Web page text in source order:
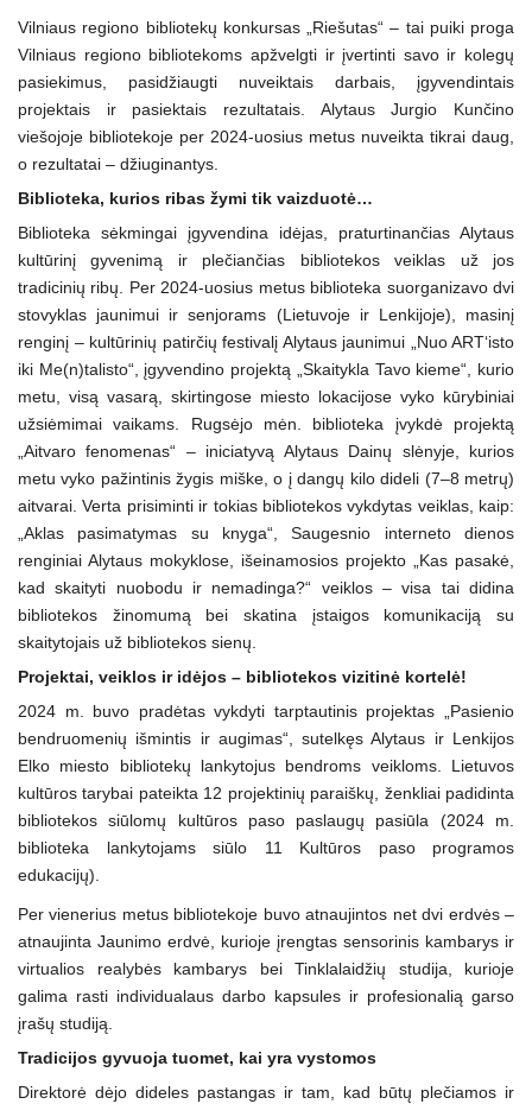
Vilniaus regiono bibliotekų konkursas „Riešutas“ – tai puiki proga
Vilniaus regiono bibliotekoms apžvelgti ir įvertinti savo ir kolegų
pasiekimus, pasidžiaugti nuveiktais darbais, įgyvendintais
projektais ir pasiektais rezultatais. Alytaus Jurgio Kunčino
viešojoje bibliotekoje per 2024-uosius metus nuveikta tikrai daug,
o rezultatai – džiuginantys.
Biblioteka, kurios ribas žymi tik vaizduotė…
Biblioteka sėkmingai įgyvendina idėjas, praturtinančias Alytaus
kultūrinį gyvenimą ir plečiančias bibliotekos veiklas už jos
tradicinių ribų. Per 2024-uosius metus biblioteka suorganizavo dvi
stovyklas jaunimui ir senjorams (Lietuvoje ir Lenkijoje), masinį
renginį – kultūrinių patirčių festivalį Alytaus jaunimui „Nuo ART‘isto
iki Me(n)talisto“, įgyvendino projektą „Skaitykla Tavo kieme“, kurio
metu, visą vasarą, skirtingose miesto lokacijose vyko kūrybiniai
užsiėmimai vaikams. Rugsėjo mėn. biblioteka įvykdė projektą
„Aitvaro fenomenas“ – iniciatyvą Alytaus Dainų slėnyje, kurios
metu vyko pažintinis žygis miške, o į dangų kilo dideli (7–8 metrų)
aitvarai. Verta prisiminti ir tokias bibliotekos vykdytas veiklas, kaip:
„Aklas pasimatymas su knyga“, Saugesnio interneto dienos
renginiai Alytaus mokyklose, išeinamosios projekto „Kas pasakė,
kad skaityti nuobodu ir nemadinga?“ veiklos – visa tai didina
bibliotekos žinomumą bei skatina įstaigos komunikaciją su
skaitytojais už bibliotekos sienų.
Projektai, veiklos ir idėjos – bibliotekos vizitinė kortelė!
2024 m. buvo pradėtas vykdyti tarptautinis projektas „Pasienio
bendruomenių išmintis ir augimas“, sutelkęs Alytaus ir Lenkijos
Elko miesto bibliotekų lankytojus bendroms veikloms. Lietuvos
kultūros tarybai pateikta 12 projektinių paraiškų, ženkliai padidinta
bibliotekos siūlomų kultūros paso paslaugų pasiūla (2024 m.
biblioteka lankytojams siūlo 11 Kultūros paso programos
edukacijų).
Per vienerius metus bibliotekoje buvo atnaujintos net dvi erdvės –
atnaujinta Jaunimo erdvė, kurioje įrengtas sensorinis kambarys ir
virtualios realybės kambarys bei Tinklalaidžių studija, kurioje
galima rasti individualaus darbo kapsules ir profesionalią garso
įrašų studiją.
Tradicijos gyvuoja tuomet, kai yra vystomos
Direktorė dėjo dideles pastangas ir tam, kad būtų plečiamos ir